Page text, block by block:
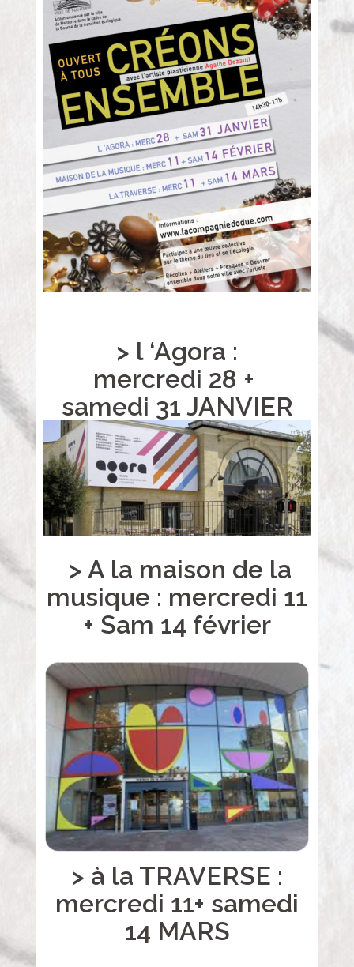
> l ‘Agora :
mercredi 28 +
samedi 31 JANVIER
> A la maison de la
musique : mercredi 11
+ Sam 14 février
> à la TRAVERSE :
mercredi 11+ samedi
14 MARS